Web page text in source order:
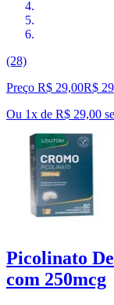
(28)
Preço R$ 29,00R$ 29
Ou 1x de R$ 29,00
Picolinato
com 250mcg